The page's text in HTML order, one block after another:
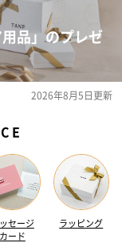
品」のプレゼ
2026年8月5日更新
セージ
カード
ラッピング